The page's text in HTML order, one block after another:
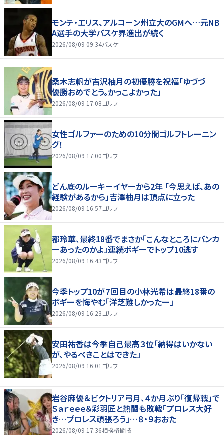
モンテ・エリス、アルコーン州立大のGMへ…元NB
A選手の大学バスケ界進出が続く
2026/08/09 09:34バスケ
桑木志帆が吉沢柚月の初優勝を祝福「ゆづづ
優勝おめでとう。かっこよかった」
2026/08/09 17:08ゴルフ
女性ゴルファーのための10分間ゴルフトレーニン
グ！
2026/08/09 17:00ゴルフ
どん底のルーキーイヤーから2年 「今思えば、あの
経験があるから」吉澤柚月は頂点に立った
2026/08/09 16:57ゴルフ
都玲華、最終18番でまさか「こんなところにバンカ
ーあったのかよ」連続ボギーでトップ10逃す
2026/08/09 16:43ゴルフ
今季トップ10が７回目の小林光希は最終18番の
ボギーを悔やむ「洋芝難しかったー」
2026/08/09 16:23ゴルフ
安田祐香は今季自己最高３位「納得はいかない
が、やるべきことはできた」
2026/08/09 16:01 ゴルフ
岩谷麻優＆ビクトリア弓月、４か月ぶり「復帰戦」で
Ｓａｒｅｅｅ＆彩羽匠と熱闘も敗戦「プロレス大好
き…プロレス頑張ろう」…８・９おおた
2026/08/09 17:36相撲格闘技